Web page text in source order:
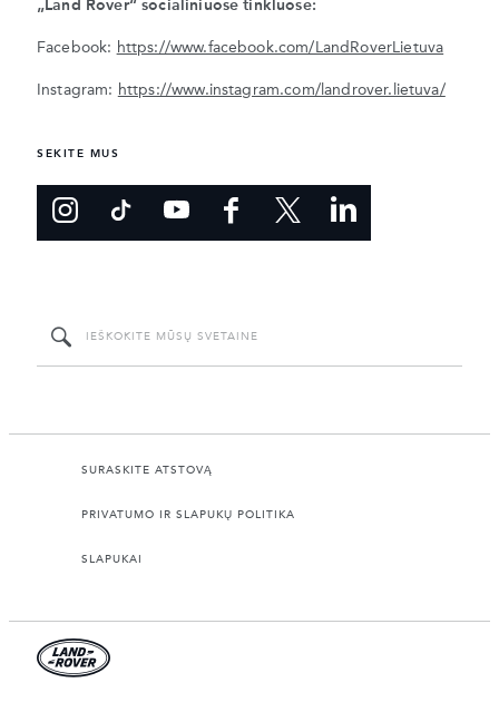
„Land Rover“ socialiniuose tinkluose:
Facebook: https://www.facebook.com/LandRoverLietuva
Instagram: https://www.instagram.com/landrover.lietuva/
SEKITE MUS
SURASKITE ATSTOVĄ
PRIVATUMO IR SLAPUKŲ POLITIKA
SLAPUKAI